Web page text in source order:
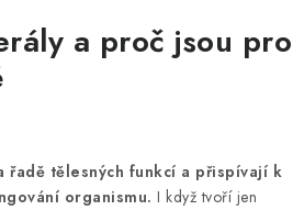
a proč jsou pro
tělesných funkcí a přispívají k
organismu. I když tvoří jen